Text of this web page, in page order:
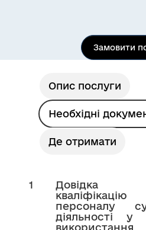
Замовити
Опис послуги
Необхідні
Де отримати
1
Довідка
кваліфікацію
персоналу
діяльності у
використання